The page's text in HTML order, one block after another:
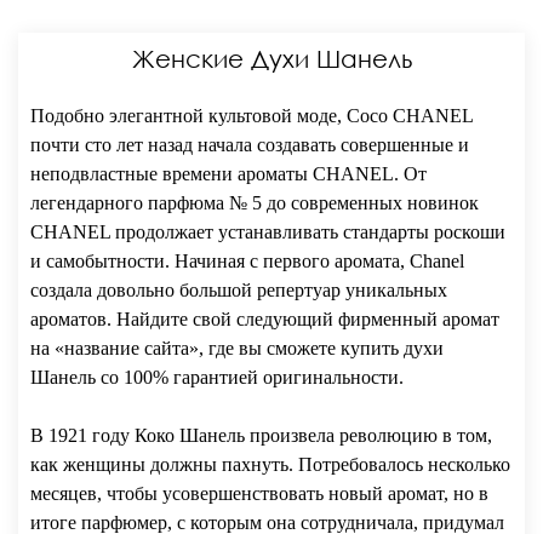
Женские Духи Шанель
Подобно элегантной культовой моде, Coco CHANEL
почти сто лет назад начала создавать совершенные и
неподвластные времени ароматы CHANEL. От
легендарного парфюма № 5 до современных новинок
CHANEL продолжает устанавливать стандарты роскоши
и самобытности. Начиная с первого аромата, Chanel
создала довольно большой репертуар уникальных
ароматов. Найдите свой следующий фирменный аромат
на «название сайта», где вы сможете купить духи
Шанель со 100% гарантией оригинальности.
В 1921 году Коко Шанель произвела революцию в том,
как женщины должны пахнуть. Потребовалось несколько
месяцев, чтобы усовершенствовать новый аромат, но в
итоге парфюмер, с которым она сотрудничала, придумал